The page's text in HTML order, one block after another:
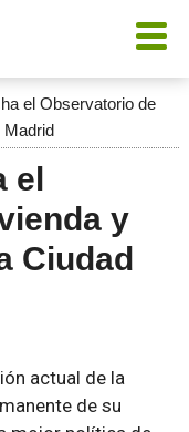
el Observatorio de
Madrid
el
y
Ciudad
actual de la
de su